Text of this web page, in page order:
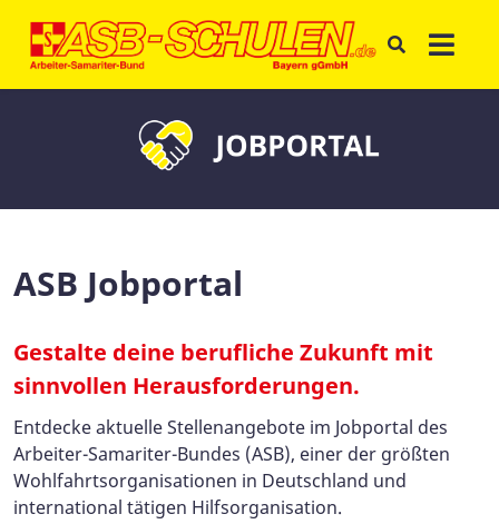
ASB Jobportal
Gestalte deine berufliche Zukunft mit
sinnvollen Herausforderungen.
Entdecke aktuelle Stellenangebote im Jobportal des
Arbeiter-Samariter-Bundes (ASB), einer der größten
Wohlfahrtsorganisationen in Deutschland und
international tätigen Hilfsorganisation.